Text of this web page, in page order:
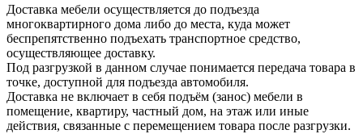
Доставка мебели осуществляется до подъезда
многоквартирного дома либо до места, куда может
беспрепятственно подъехать транспортное средство,
осуществляющее доставку.
Под разгрузкой в данном случае понимается передача товара в
точке, доступной для подъезда автомобиля.
Доставка не включает в себя подъём (занос) мебели в
помещение, квартиру, частный дом, на этаж или иные
действия, связанные с перемещением товара после разгрузки.